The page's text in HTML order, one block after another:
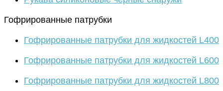
Гофрированные патрубки
Гофрированные патрубки для жидкостей L400
Гофрированные патрубки для жидкостей L600
Гофрированные патрубки для жидкостей L800